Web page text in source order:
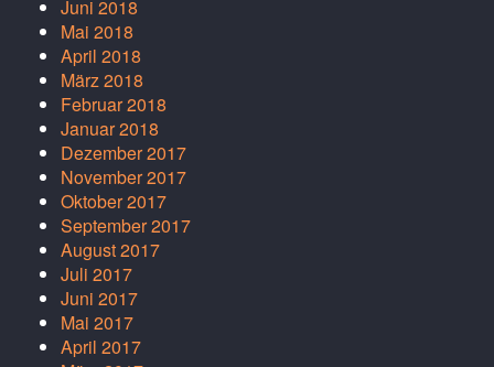
Juni 2018
Mai 2018
April 2018
März 2018
Februar 2018
Januar 2018
Dezember 2017
November 2017
Oktober 2017
September 2017
August 2017
Juli 2017
Juni 2017
Mai 2017
April 2017